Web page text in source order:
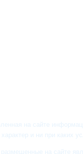
на сайте
характер и ни при каких
на сайте